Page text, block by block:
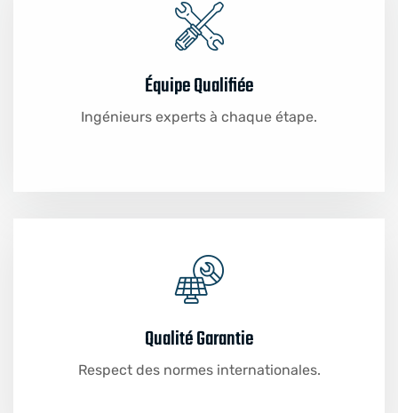
Équipe Qualifiée
Ingénieurs experts à chaque étape.
Qualité Garantie
Respect des normes internationales.